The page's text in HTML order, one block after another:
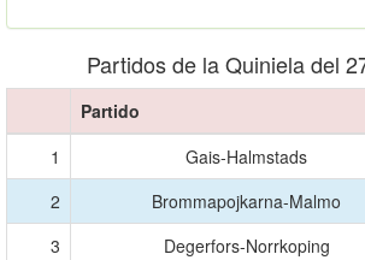
Partidos de la Quiniela del
Partido
1
Gais-Halmstads
2
Brommapojkarna-Malmo
3
Degerfors-Norrkoping